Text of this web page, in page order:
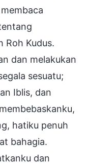
Roh Kudus.
dan melakukan
sesuatu;
Iblis, dan
hatiku penuh
bahagia.
dan